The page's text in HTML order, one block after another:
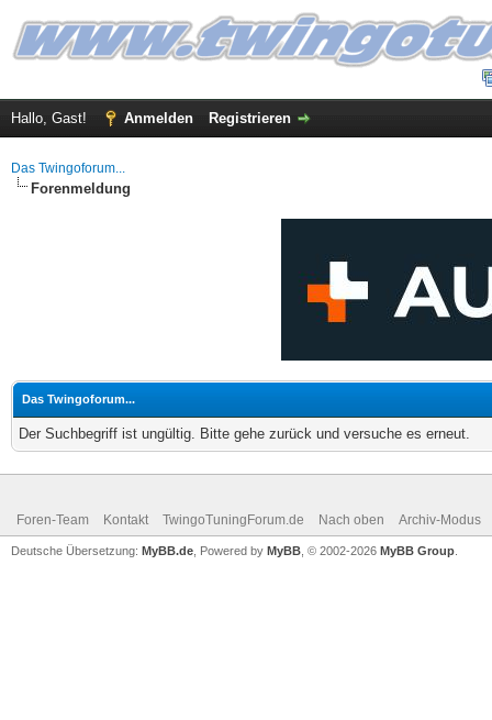
Hallo, Gast! Anmelden Registrieren
Das Twingoforum...
Forenmeldung
Das Twingoforum...
Der Suchbegriff ist ungültig. Bitte gehe zurück und versuche es erneut.
Foren-Team Kontakt TwingoTuningForum.de Nach oben Archiv-Modus
Deutsche Übersetzung: MyBB.de , Powered by MyBB , © 2002-2026 MyBB Group